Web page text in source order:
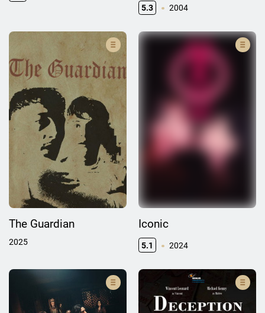
5.3 2004
The Guardian
2025
Iconic
5.1 2024